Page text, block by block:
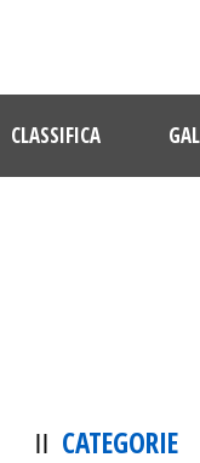
CLASSIFICA
CATEGORIE